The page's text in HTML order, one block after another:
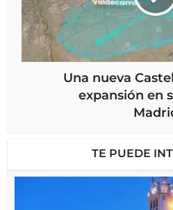
Una nueva
expansión en
TE PUEDE